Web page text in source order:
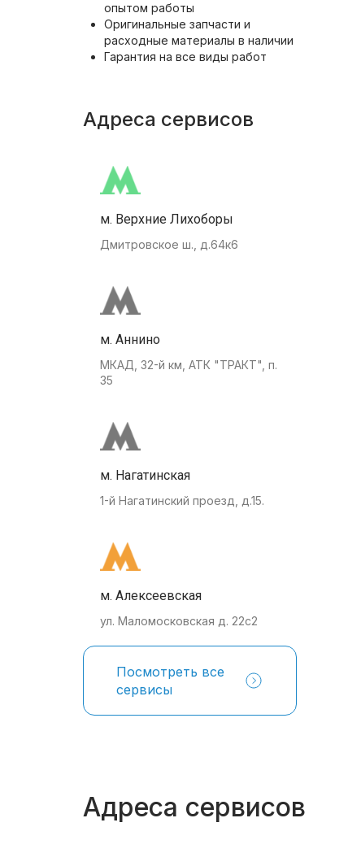
опытом работы
Оригинальные запчасти и
расходные материалы в наличии
Гарантия на все виды работ
Адреса сервисов
м. Верхние Лихоборы
Дмитровское ш., д.64к6
м. Аннино
МКАД, 32-й км, АТК "ТРАКТ", п.
35
м. Нагатинская
1-й Нагатинский проезд, д.15.
м. Алексеевская
ул. Маломосковская д. 22с2
Посмотреть все
сервисы
Адреса сервисов